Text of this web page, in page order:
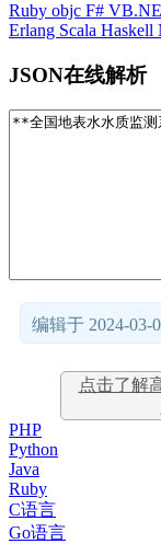
Ruby objc F#
Erlang Scala Haskell
JSON在线解析
编辑于 2024-03-
点击了解
PHP
Python
Java
Ruby
C语言
Go语言